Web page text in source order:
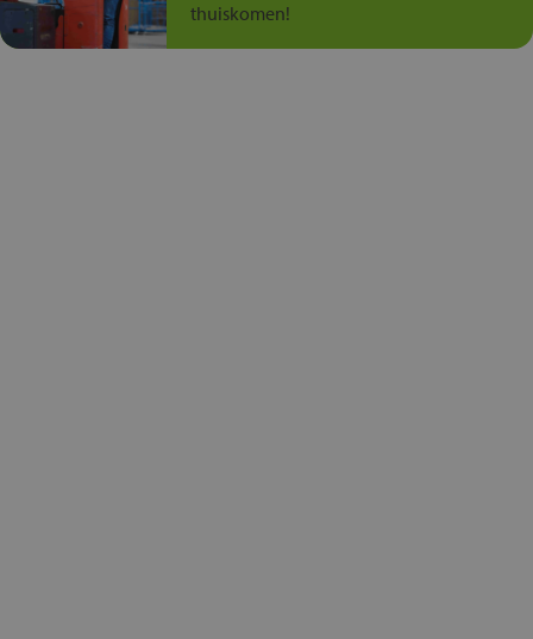
thuiskomen!